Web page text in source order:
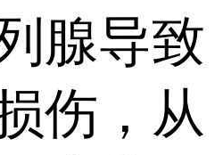
腺导致
伤，从